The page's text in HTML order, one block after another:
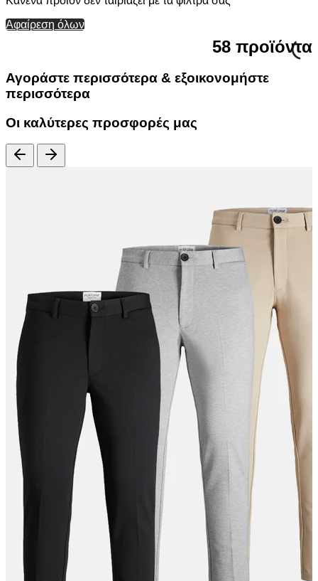
Αφαίρεση όλων
58 προϊόντα
Αγοράστε περισσότερα & εξοικονομήστε
περισσότερα
Οι καλύτερες προσφορές μας